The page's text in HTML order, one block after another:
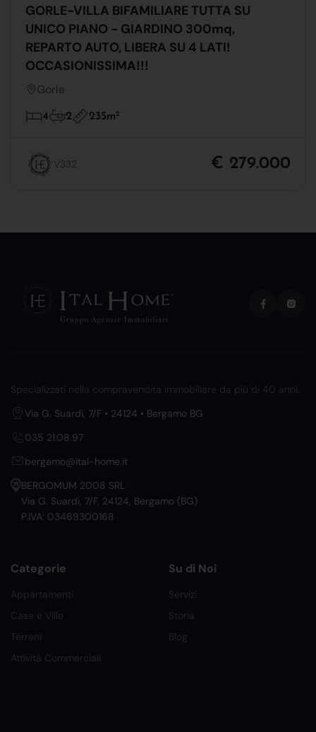
GORLE-VILLA BIFAMILIARE TUTTA SU
UNICO PIANO - GIARDINO 300mq,
REPARTO AUTO, LIBERA SU 4 LATI!
OCCASIONISSIMA!!!
Gorle
4 2 235m2
V332 € 279.000
Specializzati nella compravendita immobiliare da più di 40 anni.
Via G. Suardi, 7/F • 24124 • Bergamo BG
035 21.08.97
bergamo@ital-home.it
BERGOMUM 2008 SRL
Via G. Suardi, 7/F, 24124, Bergamo (BG)
P.IVA: 03469300168
Categorie
Appartamenti
Case e Ville
Terreni
Attività Commerciali
Su di Noi
Servizi
Storia
Blog